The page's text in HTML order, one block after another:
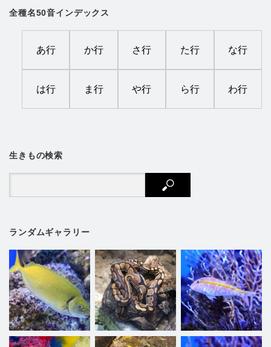
全種名50音インデックス
あ行 か行 さ行 た行 な行
は行 ま行 や行 ら行 わ行
生きもの検索
ランダムギャラリー